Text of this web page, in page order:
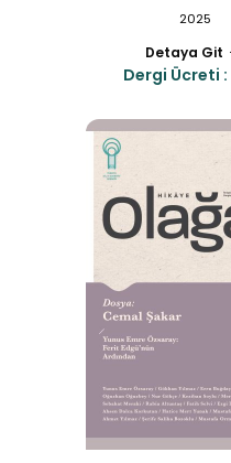
2025
Detaya Git
Dergi Ücreti